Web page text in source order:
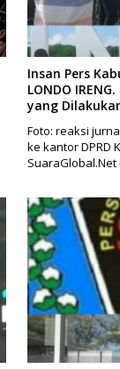
Insan Pers
LONDO
yang
Foto: reaksi
ke kantor DPRD